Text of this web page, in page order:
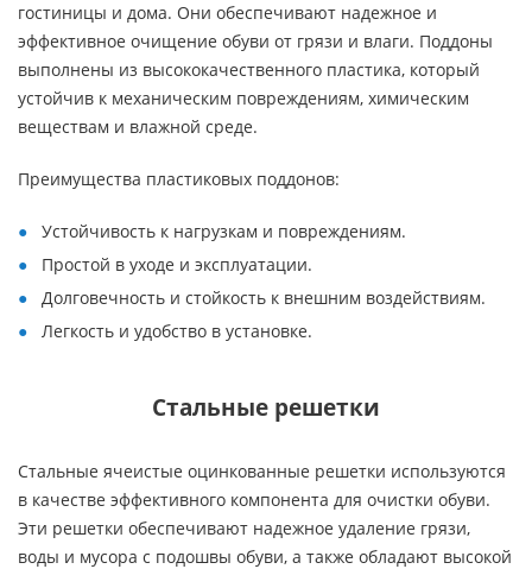
гостиницы и дома. Они обеспечивают надежное и
эффективное очищение обуви от грязи и влаги. Поддоны
выполнены из высококачественного пластика, который
устойчив к механическим повреждениям, химическим
веществам и влажной среде.
Преимущества пластиковых поддонов:
Устойчивость к нагрузкам и повреждениям.
Простой в уходе и эксплуатации.
Долговечность и стойкость к внешним воздействиям.
Легкость и удобство в установке.
Стальные решетки
Стальные ячеистые оцинкованные решетки используются
в качестве эффективного компонента для очистки обуви.
Эти решетки обеспечивают надежное удаление грязи,
воды и мусора с подошвы обуви, а также обладают высокой